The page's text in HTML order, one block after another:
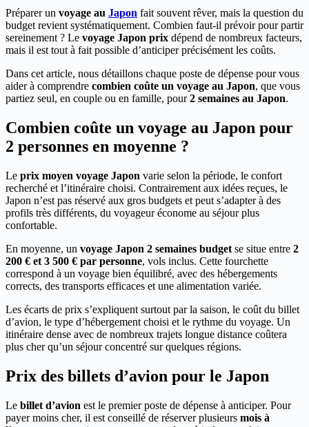
Préparer un voyage au Japon fait souvent rêver, mais la question du
budget revient systématiquement. Combien faut-il prévoir pour partir
sereinement ? Le voyage Japon prix dépend de nombreux facteurs,
mais il est tout à fait possible d’anticiper précisément les coûts.
Dans cet article, nous détaillons chaque poste de dépense pour vous
aider à comprendre combien coûte un voyage au Japon, que vous
partiez seul, en couple ou en famille, pour2 semaines au Japon.
Combien coûte un voyage au Japon pour
2 personnes en moyenne ?
Le prix moyen voyage Japon varie selon la période, le confort
recherché et l’itinéraire choisi. Contrairement aux idées reçues, le
Japon n’est pas réservé aux gros budgets et peut s’adapter à des
profils très différents, du voyageur économe au séjour plus
confortable.
En moyenne, un voyage Japon 2 semaines budget se situe entre 2
200 € et 3 500 € par personne, vols inclus. Cette fourchette
correspond à un voyage bien équilibré, avec des hébergements
corrects, des transports efficaces et une alimentation variée.
Les écarts de prix s’expliquent surtout par la saison, le coût du billet
d’avion, le type d’hébergement choisi et le rythme du voyage. Un
itinéraire dense avec de nombreux trajets longue distance coûtera
plus cher qu’un séjour concentré sur quelques régions.
Prix des billets d’avion pour le Japon
Le billet d’avion est le premier poste de dépense à anticiper. Pour
payer moins cher, il est conseillé de réserver plusieurs mois à